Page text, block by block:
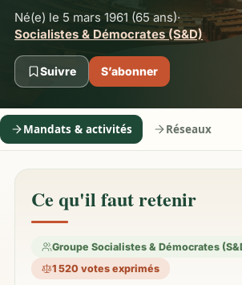
Né(e) le 5 mars 1961 (65 ans)·
Socialistes & Démocrates (S&D)
Suivre S’abonner
Mandats & activités Réseaux
Ce qu'il faut retenir
Groupe Socialistes & Démocrates
1 520 votes exprimés